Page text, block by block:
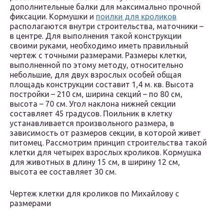
дополнительные балки для максимально прочной
фиксации. Кормушки и поилки для кроликов
располагаются внутри строительства, маточники –
в центре. Для выполнения такой конструкции
своими руками, необходимо иметь правильный
чертеж с точными размерами. Размеры клетки,
выполненной по этому методу, относительно
небольшие, для двух взрослых особей общая
площадь конструкции составит 1,4 м. кв. Высота
постройки – 210 см, ширина секций – по 80 см,
высота – 70 см. Угол наклона нижней секции
составляет 45 градусов. Поильник в клетку
устанавливается произвольного размера, в
зависимость от размеров секции, в которой живет
питомец. Рассмотрим принцип строительства такой
клетки для четырех взрослых кроликов. Кормушка
для животных в длину 15 см, в ширину 12 см,
высота ее составляет 30 см.
Чертеж клетки для кроликов по Михайлову с
размерами